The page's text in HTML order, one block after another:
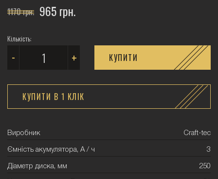
1170 грн. 965 грн.
Кількість:
- + КУПИТИ
КУПИТИ В 1 КЛIК
Виробник Craft-tec
Ємність акумулятора, А / ч 3
Діаметр диска, мм 250